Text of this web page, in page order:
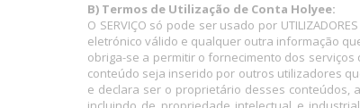
B) Termos de Utilização de Conta Holyee:
O SERVIÇO só pode ser usado por
eletrónico válido e qualquer outra informação
obriga-se a permitir o fornecimento dos
conteúdo seja inserido por outros utilizadores
e declara ser o proprietário desses conteúdos,